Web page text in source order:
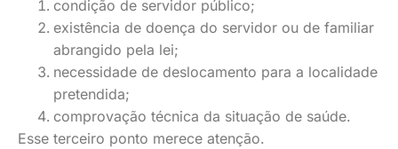
condição de servidor público;
existência de doença do servidor ou de familiar
abrangido pela lei;
necessidade de deslocamento para a localidade
pretendida;
comprovação técnica da situação de saúde.
Esse terceiro ponto merece atenção.